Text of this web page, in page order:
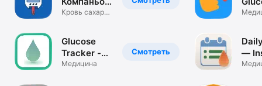
про
Кровь сахара
Смотреть
Glucose
Tracker -
Blood Sugar
Медицина
—
Log